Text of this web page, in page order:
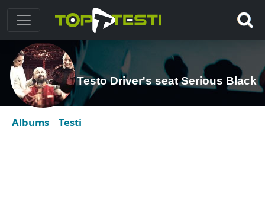
Testo Driver's seat Serious Black
Albums Testi